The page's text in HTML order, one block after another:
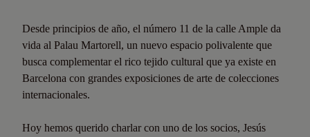
Desde principios de año, el número 11 de la calle Ample da
vida al Palau Martorell, un nuevo espacio polivalente que
busca complementar el rico tejido cultural que ya existe en
Barcelona con grandes exposiciones de arte de colecciones
internacionales.
Hoy hemos querido charlar con uno de los socios, Jesús